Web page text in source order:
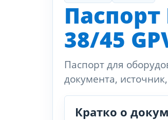
Паспорт
38/45
Паспорт для
документа,
Кратко о